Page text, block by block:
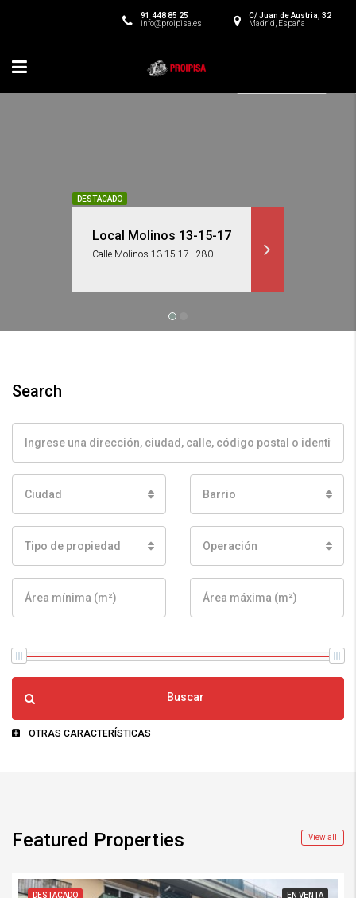
C/ Juan de Austria, 32
Madrid, España
91 448 85 25
info@proipisa.es
Molinos 13-15-17
Calle Molinos 13-15-17 - 28039
Search
Ciudad Barrio
Tipo de propiedad Operación
Buscar
OTRAS CARACTERÍSTICAS
Featured Properties View all
DESTACADO EN VENTA